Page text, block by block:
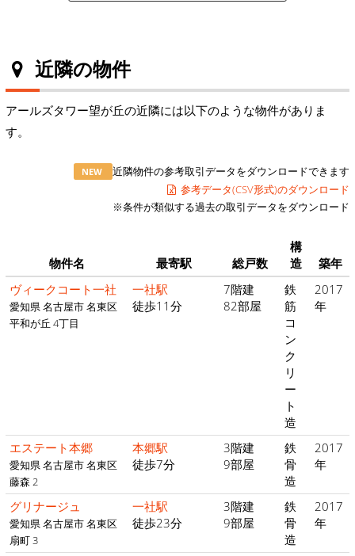
近隣の物件
アールズタワー望が丘の近隣には以下のような物件がありま
す。
NEW
近隣物件の参考取引データをダウンロードできます
参考データ(CSV形式)のダウンロード
※条件が類似する過去の取引データをダウンロード
物件名 最寄駅 総戸数
構
造
築年
ヴィークコート一社
愛知県 名古屋市 名東区
平和が丘 4丁目
一社駅
徒歩11分
7階建
82部屋
鉄
筋
コ
ン
ク
リ
ー
ト
造
2017
年
エステート本郷
愛知県 名古屋市 名東区
藤森 2
本郷駅
徒歩7分
3階建
9部屋
鉄
骨
造
2017
年
グリナージュ
愛知県 名古屋市 名東区
扇町 3
一社駅
徒歩23分
3階建
9部屋
鉄
骨
造
2017
年